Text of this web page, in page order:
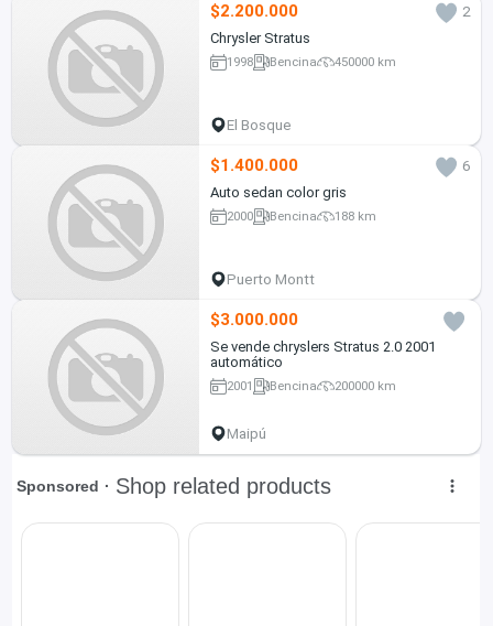
$2.200.000
2
Chrysler Stratus
1998 Bencina 450000 km
El Bosque
$1.400.000
6
Auto sedan color gris
2000 Bencina 188 km
Puerto Montt
$3.000.000
Se vende chryslers Stratus 2.0 2001
automático
2001 Bencina 200000 km
Maipú